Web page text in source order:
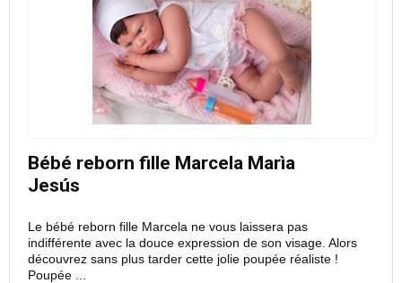
Bébé reborn fille Marcela Marìa
Jesús
Le bébé reborn fille Marcela ne vous laissera pas
indifférente avec la douce expression de son visage. Alors
découvrez sans plus tarder cette jolie poupée réaliste !
Poupée ...